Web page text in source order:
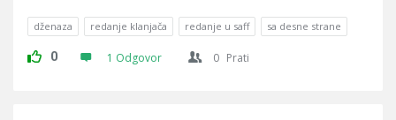
dženaza redanje klanjača redanje u saff sa desne strane
0 1 Odgovor 0 Prati